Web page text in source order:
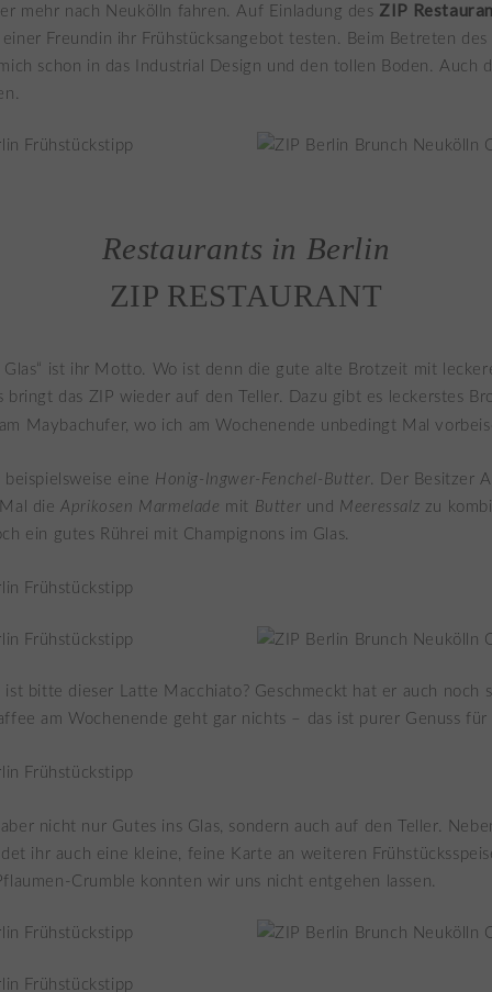
mehr nach Neukölln fahren. Auf Einladung des ZIP
Freundin ihr Frühstücksangebot testen. Beim Betreten des
schon in das Industrial Design und den tollen Boden. Auch
Restaurants in Berlin
ZIP RESTAURANT
Glas“ ist ihr Motto. Wo ist denn die gute alte Brotzeit mit
bringt das ZIP wieder auf den Teller. Dazu gibt es leckerstes
Maybachufer, wo ich am Wochenende unbedingt Mal
eine Honig-Ingwer-Fenchel-Butter . Der Besitzer
Mal dieAprikosen Marmelade mit Butter und Meeressalz zu
ein gutes Rührei mit Champignons im Glas.
ist bitte dieser Latte Macchiato? Geschmeckt hat er auch noch
am Wochenende geht gar nichts – das ist purer Genuss für
nicht nur Gutes ins Glas, sondern auch auf den Teller.
ihr auch eine kleine, feine Karte an weiteren
Crumble konnten wir uns nicht entgehen lassen.